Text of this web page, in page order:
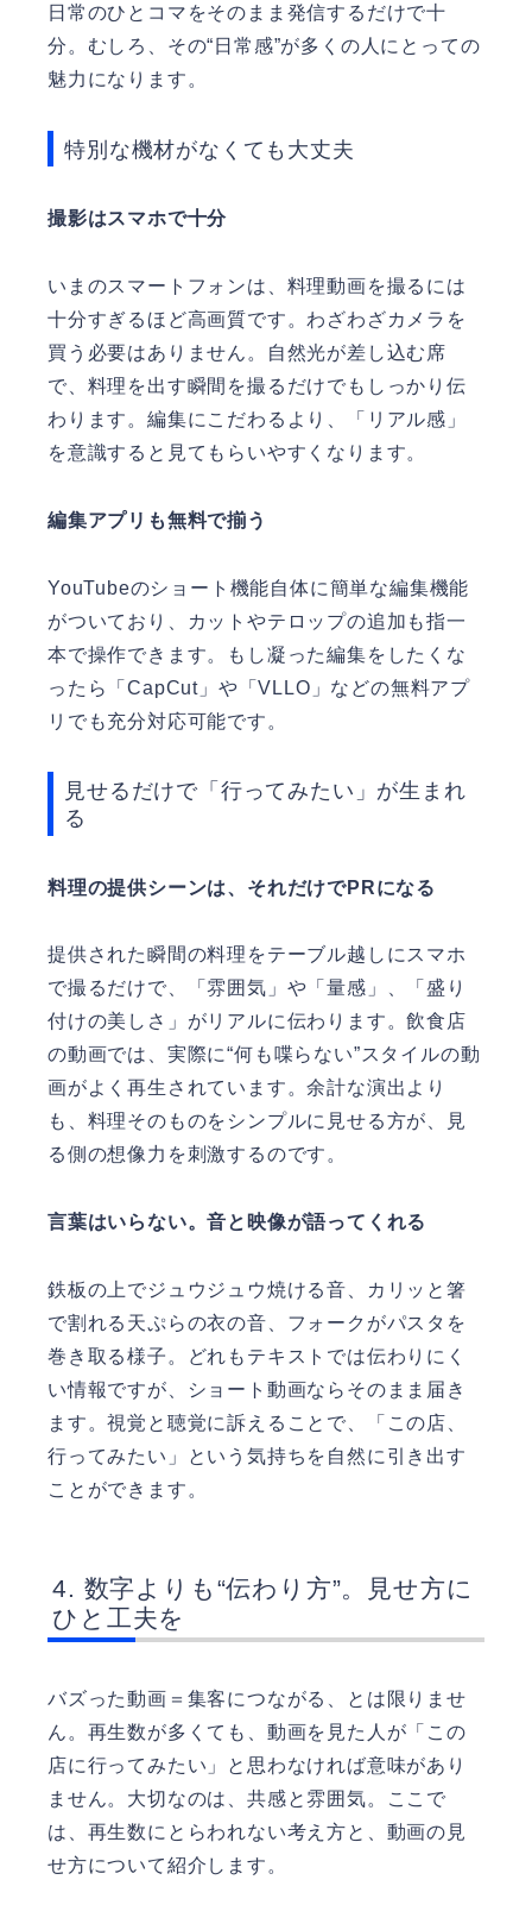
日常のひとコマをそのまま発信するだけで十
分。むしろ、その“日常感”が多くの人にとっての
魅力になります。
特別な機材がなくても大丈夫
撮影はスマホで十分
いまのスマートフォンは、料理動画を撮るには
十分すぎるほど高画質です。わざわざカメラを
買う必要はありません。自然光が差し込む席
で、料理を出す瞬間を撮るだけでもしっかり伝
わります。編集にこだわるより、「リアル感」
を意識すると見てもらいやすくなります。
編集アプリも無料で揃う
YouTubeのショート機能自体に簡単な編集機能
がついており、カットやテロップの追加も指一
本で操作できます。もし凝った編集をしたくな
ったら「CapCut」や「VLLO」などの無料アプ
リでも充分対応可能です。
見せるだけで「行ってみたい」が生まれ
る
料理の提供シーンは、それだけでPRになる
提供された瞬間の料理をテーブル越しにスマホ
で撮るだけで、「雰囲気」や「量感」、「盛り
付けの美しさ」がリアルに伝わります。飲食店
の動画では、実際に“何も喋らない”スタイルの動
画がよく再生されています。余計な演出より
も、料理そのものをシンプルに見せる方が、見
る側の想像力を刺激するのです。
言葉はいらない。音と映像が語ってくれる
鉄板の上でジュウジュウ焼ける音、カリッと箸
で割れる天ぷらの衣の音、フォークがパスタを
巻き取る様子。どれもテキストでは伝わりにく
い情報ですが、ショート動画ならそのまま届き
ます。視覚と聴覚に訴えることで、「この店、
行ってみたい」という気持ちを自然に引き出す
ことができます。
数字よりも“伝わり方”。見せ方に
ひと工夫を
バズった動画＝集客につながる、とは限りませ
ん。再生数が多くても、動画を見た人が「この
店に行ってみたい」と思わなければ意味があり
ません。大切なのは、共感と雰囲気。ここで
は、再生数にとらわれない考え方と、動画の見
せ方について紹介します。